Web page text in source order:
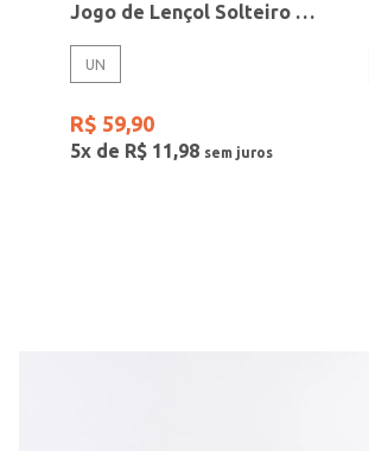
Jogo de Lençol Solteiro Mickey Disney AZUL
UN
R$ 59,90
5x de R$ 11,98